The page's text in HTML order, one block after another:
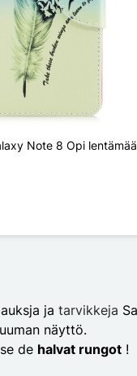
Note 8 Opi
ja tarvikkeja
näyttö.
de halvat rungot !